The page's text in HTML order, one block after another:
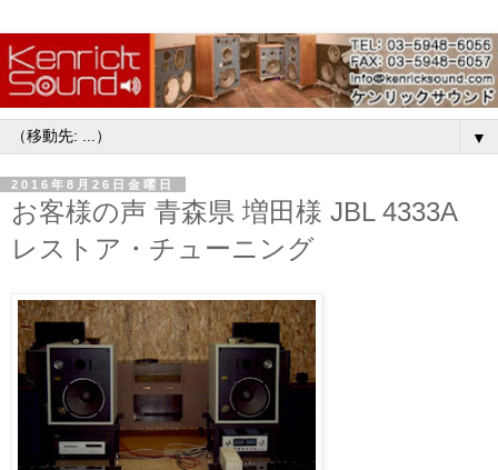
▼
2016年8月26日金曜日
お客様の声 青森県 増田様 JBL 4333A
レストア・チューニング